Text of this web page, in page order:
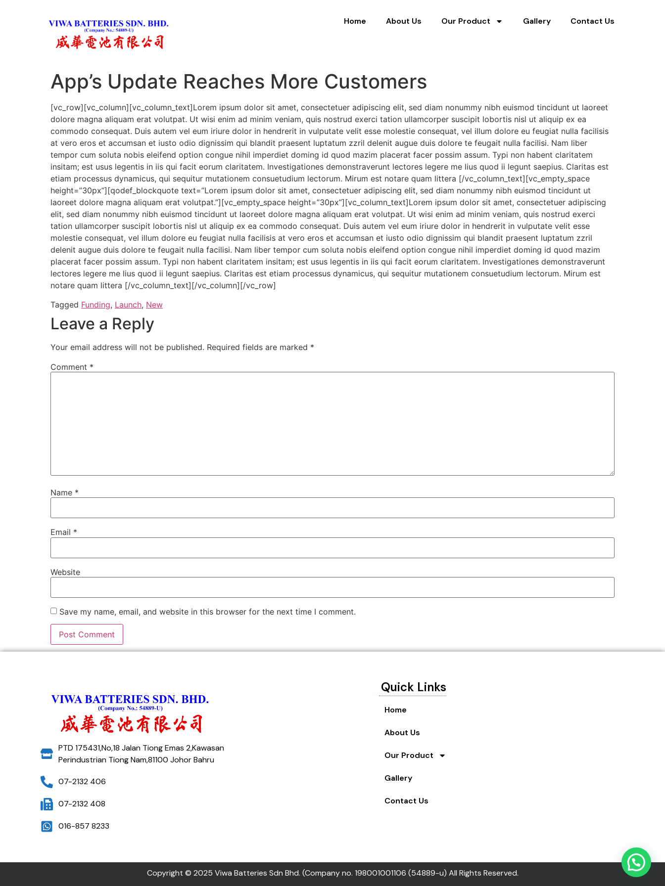
Home About Us Our Product Gallery Contact Us
App’s Update Reaches More Customers
[vc_row][vc_column][vc_column_text]Lorem ipsum dolor sit amet, consectetuer adipiscing elit, sed diam nonummy nibh euismod tincidunt ut laoreet
dolore magna aliquam erat volutpat. Ut wisi enim ad minim veniam, quis nostrud exerci tation ullamcorper suscipit lobortis nisl ut aliquip ex ea
commodo consequat. Duis autem vel eum iriure dolor in hendrerit in vulputate velit esse molestie consequat, vel illum dolore eu feugiat nulla facilisis
at vero eros et accumsan et iusto odio dignissim qui blandit praesent luptatum zzril delenit augue duis dolore te feugait nulla facilisi. Nam liber
tempor cum soluta nobis eleifend option congue nihil imperdiet doming id quod mazim placerat facer possim assum. Typi non habent claritatem
insitam; est usus legentis in iis qui facit eorum claritatem. Investigationes demonstraverunt lectores legere me lius quod ii legunt saepius. Claritas est
etiam processus dynamicus, qui sequitur mutationem consuetudium lectorum. Mirum est notare quam littera [/vc_column_text][vc_empty_space
height=”30px”][qodef_blockquote text=”Lorem ipsum dolor sit amet, consectetuer adipiscing elit, sed diam nonummy nibh euismod tincidunt ut
laoreet dolore magna aliquam erat volutpat.”][vc_empty_space height=”30px”][vc_column_text]Lorem ipsum dolor sit amet, consectetuer adipiscing
elit, sed diam nonummy nibh euismod tincidunt ut laoreet dolore magna aliquam erat volutpat. Ut wisi enim ad minim veniam, quis nostrud exerci
tation ullamcorper suscipit lobortis nisl ut aliquip ex ea commodo consequat. Duis autem vel eum iriure dolor in hendrerit in vulputate velit esse
molestie consequat, vel illum dolore eu feugiat nulla facilisis at vero eros et accumsan et iusto odio dignissim qui blandit praesent luptatum zzril
delenit augue duis dolore te feugait nulla facilisi. Nam liber tempor cum soluta nobis eleifend option congue nihil imperdiet doming id quod mazim
placerat facer possim assum. Typi non habent claritatem insitam; est usus legentis in iis qui facit eorum claritatem. Investigationes demonstraverunt
lectores legere me lius quod ii legunt saepius. Claritas est etiam processus dynamicus, qui sequitur mutationem consuetudium lectorum. Mirum est
notare quam littera [/vc_column_text][/vc_column][/vc_row]
Tagged Funding, Launch, New
Leave a Reply
Your email address will not be published. Required fields are marked *
Comment *
Name *
Email *
Website
Save my name, email, and website in this browser for the next time I comment.
PTD 175431,No,18 Jalan Tiong Emas 2,Kawasan
Perindustrian Tiong Nam,81100 Johor Bahru
07-2132 406
07-2132 408
016-857 8233
Quick Links
Home
About Us
Our Product
Gallery
Contact Us
Copyright © 2025 Viwa Batteries Sdn Bhd. (Company no. 198001001106 (54889-u) All Rights Reserved.